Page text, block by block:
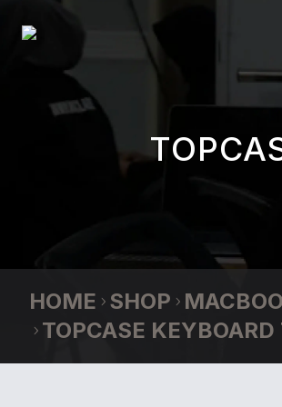
HOME SHOP
TOPCASE